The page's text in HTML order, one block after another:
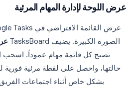
عرض اللوحة لإدارة المهام المرئية
الصورة الكبيرة. يضيف TasksBoard
تصبح كل قائمة مهام عموداً. اسحب
حالتها، واحصل على لقطة مرئية
بشكل خاص أثناء اجتماعات